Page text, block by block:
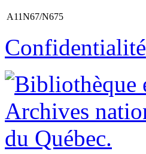
A11N67/N675
Confidentialité